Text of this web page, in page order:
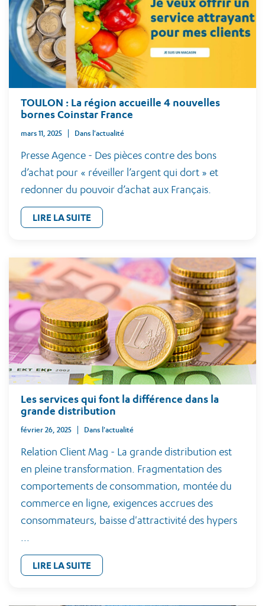
TOULON : La région accueille 4 nouvelles
bornes Coinstar France
mars 11, 2025 Dans l'actualité
Presse Agence - Des pièces contre des bons
d’achat pour « réveiller l’argent qui dort » et
redonner du pouvoir d’achat aux Français.
LIRE LA SUITE
Les services qui font la différence dans la
grande distribution
février 26, 2025 Dans l'actualité
Relation Client Mag - La grande distribution est
en pleine transformation. Fragmentation des
comportements de consommation, montée du
commerce en ligne, exigences accrues des
consommateurs, baisse d'attractivité des hypers
LIRE LA SUITE